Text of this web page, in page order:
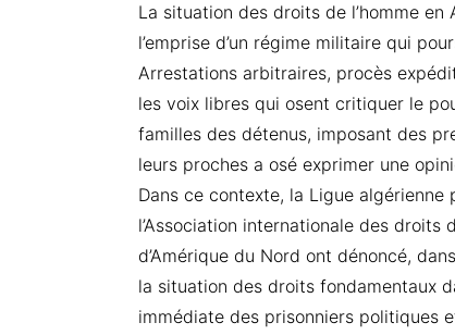
La situation des droits de l’homme
l’emprise d’un régime militaire qui
Arrestations arbitraires, procès
les voix libres qui osent critiquer le
familles des détenus, imposant des
leurs proches a osé exprimer une
Dans ce contexte, la Ligue algérienne
l’Association internationale des droits
d’Amérique du Nord ont dénoncé,
la situation des droits fondamentaux
immédiate des prisonniers politiques